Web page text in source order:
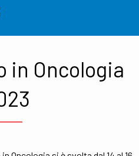
in Oncologia